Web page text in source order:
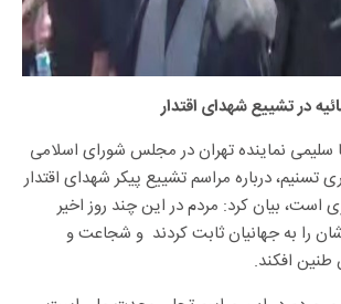
در تشییع شهدای اقتدار
سلیمی نماینده تهران در مجلس شورای اسلامی
تسنیم، درباره مراسم تشییع پیکر شهدای اقتدار
است، بیان کرد: مردم در این چند روز اخیر
را به جهانیان ثابت کردند و شجاعت و
افکند.